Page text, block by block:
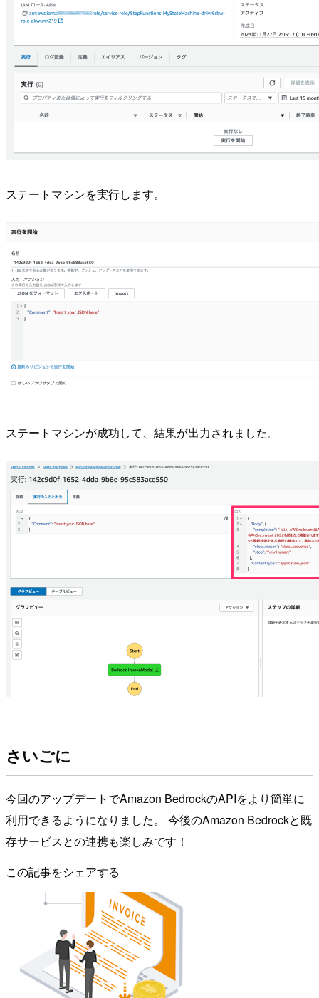
ステートマシンを実行します。
ステートマシンが成功して、結果が出力されました。
さいごに
今回のアップデートでAmazon BedrockのAPIをより簡単に
利用できるようになりました。 今後のAmazon Bedrockと既
存サービスとの連携も楽しみです！
この記事をシェアする